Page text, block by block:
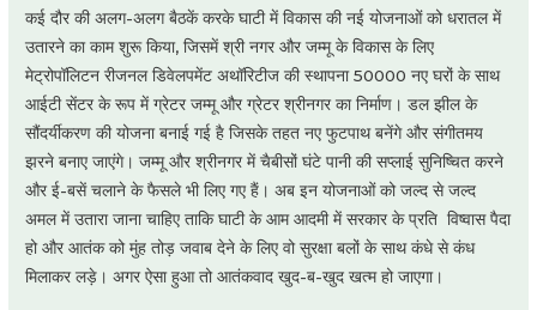
कई दौर की अलग-अलग बैठकें करके घाटी में विकास की नई योजनाओं को धरातल में
उतारने का काम शुरू किया, जिसमें श्री नगर और जम्मू के विकास के लिए
मेट्रोपॉलिटन रीजनल डिवेलपमेंट अथॉरिटीज की स्थापना 50000 नए घरों के साथ
आईटी सेंटर के रूप में ग्रेटर जम्मू और ग्रेटर श्रीनगर का निर्माण। डल झील के
सौंदर्यीकरण की योजना बनाई गई है जिसके तहत नए फुटपाथ बनेंगे और संगीतमय
झरने बनाए जाएंगे। जम्मू और श्रीनगर में चैबीसों घंटे पानी की सप्लाई सुनिष्चित करने
और ई-बसें चलाने के फैसले भी लिए गए हैं। अब इन योजनाओं को जल्द से जल्द
अमल में उतारा जाना चाहिए ताकि घाटी के आम आदमी में सरकार के प्रति विष्वास पैदा
हो और आतंक को मुंह तोड़ जवाब देने के लिए वो सुरक्षा बलों के साथ कंधे से कंध
मिलाकर लड़े। अगर ऐसा हुआ तो आतंकवाद खुद-ब-खुद खत्म हो जाएगा।